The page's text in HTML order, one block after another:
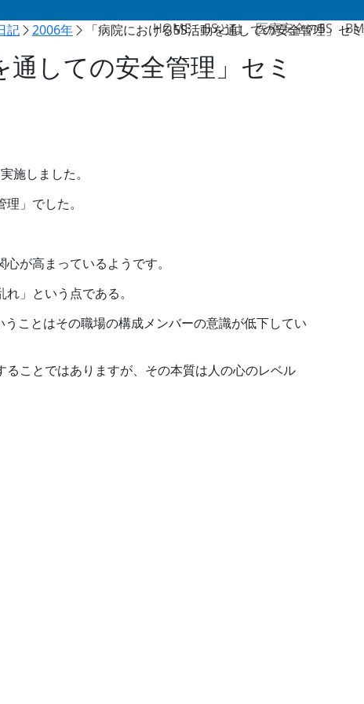
HOME 5Sとは 医療安全の5S
記 2006年 「病院における5S活動を通しての安全管理」セ
通しての安全管理」セミ
施しました。
」でした。
が高まっているようです。
」という点である。
ことはその職場の構成メンバーの意識が低下してい
ことではありますが、その本質は人の心のレベル